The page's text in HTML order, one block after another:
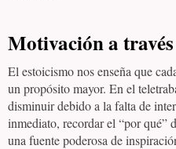
Motivación a
El estoicismo nos enseña que
un propósito mayor. En el
disminuir debido a la falta de
inmediato, recordar el “por qué”
una fuente poderosa de